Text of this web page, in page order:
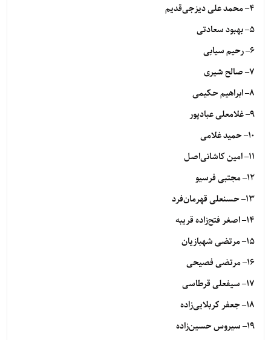
۴– محمد علی دیزجی‌قدیم
۵– بهبود سعادتی
۶– رحیم سیابی
۷– صالح شیری
۸– ابراهیم حکیمی
۹– غلامعلی عبادپور
۱۰– حمید غلامی
۱۱– امین کاشانی‌اصل
۱۲– مجتبی فرسیو
۱۳– حسنعلی قهرمان‌فرد
۱۴– اصغر فتح‌زاده قریبه
۱۵– مرتضی شهبازیان
۱۶– مرتضی فصیحی
۱۷– سیفعلی قرطاسی
۱۸– جعفر کربلایی‌زاده
۱۹– سیروس حسین‌زاده